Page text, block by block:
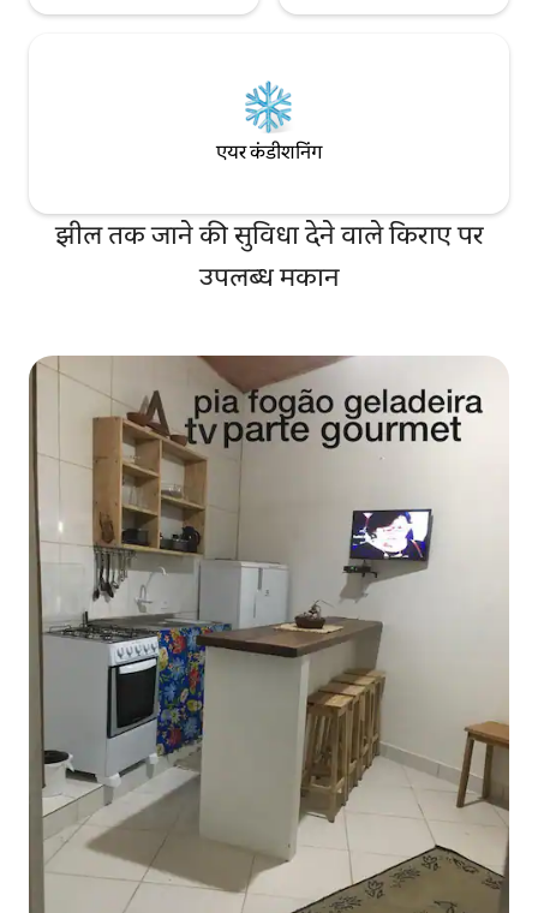
एयर कंडीशनिंग
झील तक जाने की सुविधा देने वाले किराए पर
उपलब्ध मकान